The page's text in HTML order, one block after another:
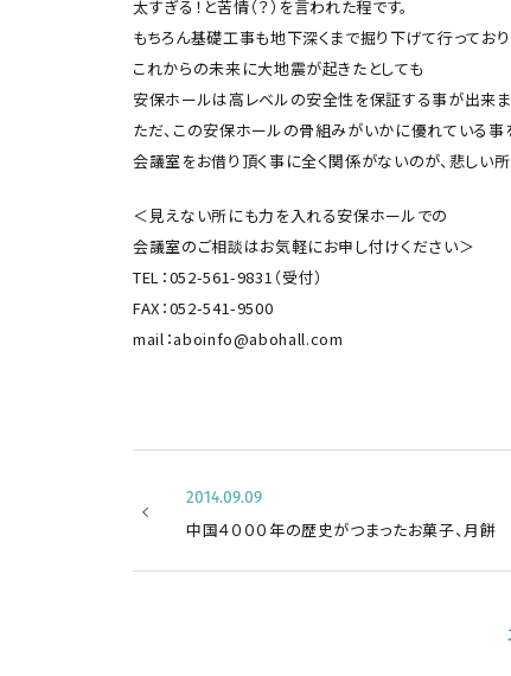
太すぎる！と苦情（？）を言われた程です。
もちろん基礎工事も地下深くまで掘り下げて行っており
これからの未来に大地震が起きたとしても
安保ホールは高レベルの安全性を保証する事が出来ま
ただ、この安保ホールの骨組みがいかに優れている事
会議室をお借り頂く事に全く関係がないのが、悲しい所
＜見えない所にも力を入れる安保ホールでの
会議室のご相談はお気軽にお申し付けください＞
TEL：052-561-9831（受付）
FAX：052-541-9500
mail：aboinfo@abohall.com
2014.09.09
中国４０００年の歴史がつまったお菓子、月餅